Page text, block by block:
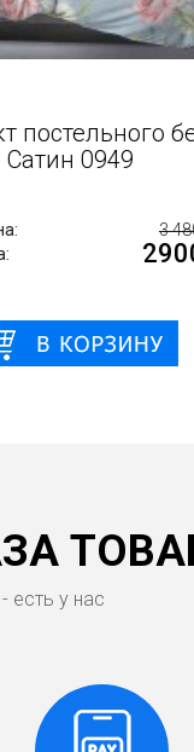
Сатин 0949
цена:
цена:
есть у нас